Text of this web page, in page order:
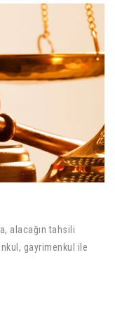
alacağın tahsili
gayrimenkul ile